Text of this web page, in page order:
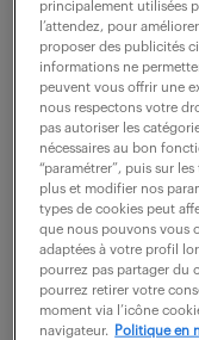
agence
à Lille
46 48 R DES
59000 Lille
fermé voir les
tel :03 28 36
principalement utilisées
l’attendez, pour
proposer des publicités
informations ne
peuvent vous offrir une
nous respectons votre
pas autoriser les
nécessaires au bon
“paramétrer”, puis sur
plus et modifier nos
types de cookies peut
que nous pouvons vous
adaptées à votre profil
pourrez pas partager du
pourrez retirer votre
moment via l’icône
navigateur.
Politique en